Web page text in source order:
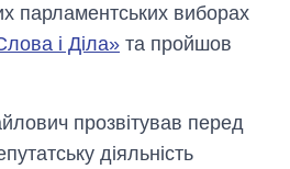
парламентських виборах
і Діла» та пройшов
прозвітував перед
діяльність